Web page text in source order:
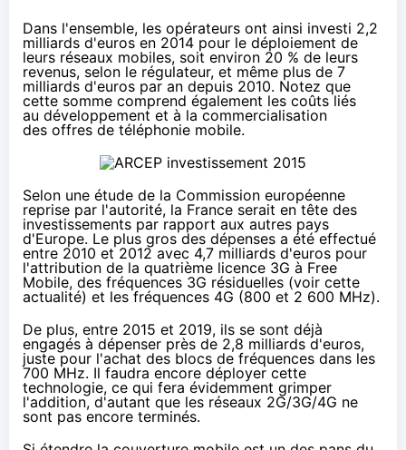
Dans l'ensemble, les opérateurs ont ainsi investi 2,2
milliards d'euros en 2014 pour le déploiement de
leurs réseaux mobiles, soit environ 20 % de leurs
revenus, selon le régulateur, et même plus de 7
milliards d'euros par an depuis 2010. Notez que
cette somme comprend également les coûts liés
au développement et à la commercialisation
des offres de téléphonie mobile.
Selon une étude de la Commission européenne
reprise par l'autorité, la France serait en tête des
investissements par rapport aux autres pays
d'Europe. Le plus gros des dépenses a été effectué
entre 2010 et 2012 avec 4,7 milliards d'euros pour
l'attribution de la quatrième licence 3G à Free
Mobile, des fréquences 3G résiduelles (voir cette
actualité) et les fréquences 4G (800 et 2 600 MHz).
De plus, entre 2015 et 2019, ils se sont déjà
engagés à dépenser près de 2,8 milliards d'euros,
juste pour l'achat des blocs de fréquences dans les
700 MHz. Il faudra encore déployer cette
technologie, ce qui fera évidemment grimper
l'addition, d'autant que les réseaux 2G/3G/4G ne
sont pas encore terminés.